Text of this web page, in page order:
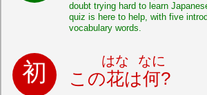
doubt trying hard to learn
quiz is here to help, with five
vocabulary words.
この花
はな
は何
なに
?